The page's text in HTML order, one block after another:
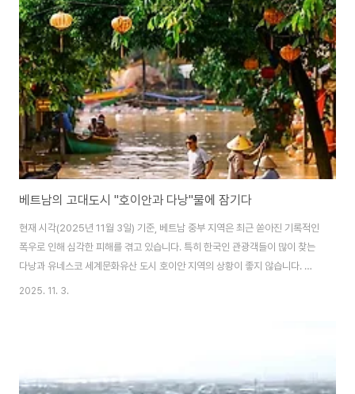
않습니다.다시 수복하려면 상당한 시간이 소요될 것같네요. 수문을 개방하면
온 도시가 물에 잠기는데도개방하지 않을 수 없습니다. 지반이 물에 잠기면 아
파트가버텨낼까요?지반이 흔들릴 것 같아 불안하네요. 환자를 긴급히 구조하
고 있습니다. 호이안의 고대도시 올드타운이물에 ..
베트남의 고대도시 "호이안과 다낭"물에 잠기다
현재 시각(2025년 11월 3일) 기준, 베트남 중부 지역은 최근 쏟아진 기록적인
폭우로 인해 심각한 피해를 겪고 있습니다. 특히 한국인 관광객들이 많이 찾는
다낭과 유네스코 세계문화유산 도시 호이안 지역의 상황이 좋지 않습니다. 특
히, 호이안 같은 경우는 외국인 관광객이고립이 되었으며 호이안 도시 입구 출
다. 현장 상황을 전해 드립니다. 도시 한 부분만 잠긴 게 아니고호이안 전체가
2025. 11. 3.